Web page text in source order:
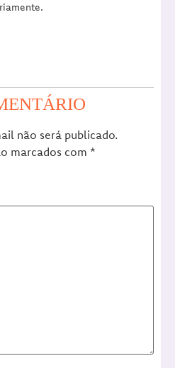
não será publicado.
marcados com *